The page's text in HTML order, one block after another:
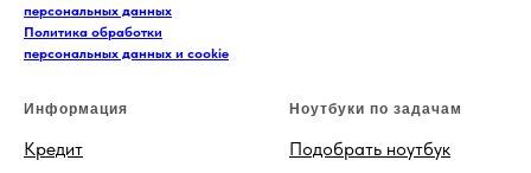
персональных данных
Политика обработки
персональных данных и cookie
Информация
Кредит
Ноутбуки по задачам
Подобрать ноутбук